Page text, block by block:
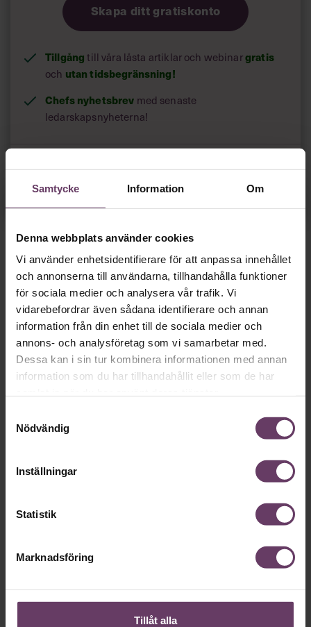
Samtycke Information Om
Denna webbplats använder cookies
Vi använder enhetsidentifierare för att anpassa innehållet
och annonserna till användarna, tillhandahålla funktioner
för sociala medier och analysera vår trafik. Vi
vidarebefordrar även sådana identifierare och annan
information från din enhet till de sociala medier och
annons- och analysföretag som vi samarbetar med.
Dessa kan i sin tur kombinera informationen med annan
information som du har tillhandahållit eller som de har
Nödvändig
Inställningar
Statistik
Marknadsföring
Tillåt alla
Skapa ditt gratiskonto
Tillgångtill våra låsta artiklar och webinargratis
och utan tidsbegränsning!
Chefs nyhetsbrev med senaste
ledarskapsnyheterna!
Dina uppgifter delas aldrig med tredje part.Läs vår
integritetspolicy här
Annonssamarbete:
Varning